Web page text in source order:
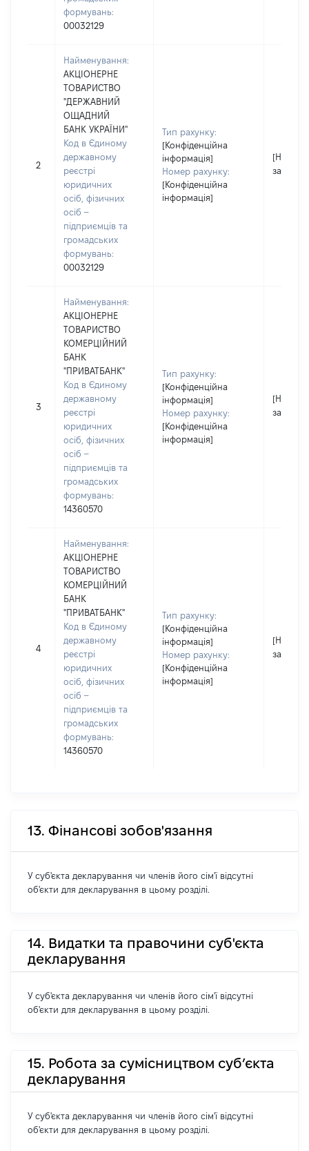
формувань:
00032129
2
Найменування:
АКЦІОНЕРНЕ
ТОВАРИСТВО
"ДЕРЖАВНИЙ
ОЩАДНИЙ
БАНК УКРАЇНИ"
Код в Єдиному
державному
реєстрі
юридичних
осіб, фізичних
осіб –
підприємців та
громадських
формувань:
00032129
Тип рахунку:
[Конфіденційна
інформація]
Номер рахунку:
[Конфіденційна
інформація]
[Не
3
Найменування:
АКЦІОНЕРНЕ
ТОВАРИСТВО
КОМЕРЦІЙНИЙ
БАНК
"ПРИВАТБАНК"
Код в Єдиному
державному
реєстрі
юридичних
осіб, фізичних
осіб –
підприємців та
громадських
формувань:
14360570
Тип рахунку:
[Конфіденційна
інформація]
Номер рахунку:
[Конфіденційна
інформація]
[Не
4
Найменування:
АКЦІОНЕРНЕ
ТОВАРИСТВО
КОМЕРЦІЙНИЙ
БАНК
"ПРИВАТБАНК"
Код в Єдиному
державному
реєстрі
юридичних
осіб, фізичних
осіб –
підприємців та
громадських
формувань:
14360570
Тип рахунку:
[Конфіденційна
інформація]
Номер рахунку:
[Конфіденційна
інформація]
[Не
13. Фінансові зобов'язання
У суб'єкта декларування чи членів його сім'ї відсутні
об'єкти для декларування в цьому розділі.
14. Видатки та правочини суб'єкта
декларування
У суб'єкта декларування чи членів його сім'ї відсутні
об'єкти для декларування в цьому розділі.
15. Робота за сумісництвом суб’єкта
декларування
У суб'єкта декларування чи членів його сім'ї відсутні
об'єкти для декларування в цьому розділі.